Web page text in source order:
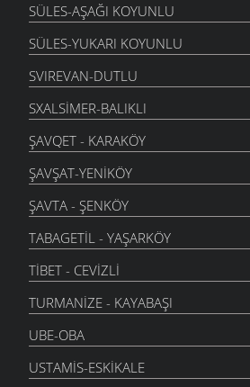
SÜLES-AŞAĞI KOYUNLU
SÜLES-YUKARI KOYUNLU
SVIREVAN-DUTLU
SXALSIMER-BALIKLI
ŞAVQET - KARAKÖY
ŞAVŞAT-YENIKÖY
ŞAVTA - ŞENKÖY
TABAGETIL - YAŞARKÖY
TIBET - CEVIZLI
TURMANIZE - KAYABAŞI
UBE-OBA
USTAMIS-ESKIKALE